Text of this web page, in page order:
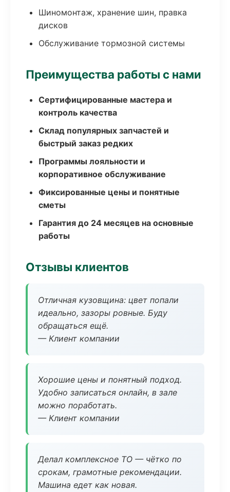
Шиномонтаж, хранение шин, правка
дисков
Обслуживание тормозной системы
Преимущества работы с нами
Сертифицированные мастера и
контроль качества
Склад популярных запчастей и
быстрый заказ редких
Программы лояльности и
корпоративное обслуживание
Фиксированные цены и понятные
сметы
Гарантия до 24 месяцев на основные
работы
Отзывы клиентов
Отличная кузовщина: цвет попали
идеально, зазоры ровные. Буду
обращаться ещё.
— Клиент компании
Хорошие цены и понятный подход.
Удобно записаться онлайн, в зале
можно поработать.
— Клиент компании
Делал комплексное ТО — чётко по
срокам, грамотные рекомендации.
Машина едет как новая.